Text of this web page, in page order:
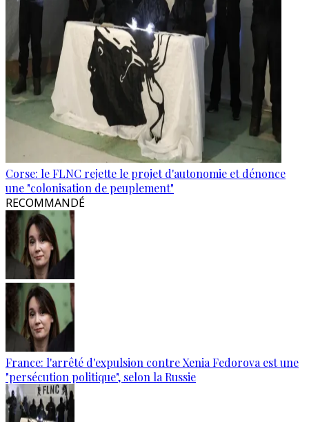
Corse: le FLNC rejette le projet d'autonomie et dénonce
une "colonisation de peuplement"
RECOMMANDÉ
France: l'arrêté d'expulsion contre Xenia Fedorova est une
"persécution politique", selon la Russie